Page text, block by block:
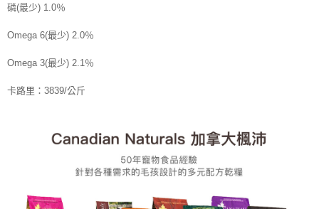
磷(最少) 1.0％
Omega 6(最少) 2.0％
Omega 3(最少) 2.1％
卡路里：3839/公斤